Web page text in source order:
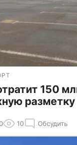
150
разметку
10 Обсудить